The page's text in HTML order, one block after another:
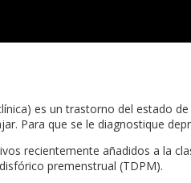
es un trastorno del estado
Para que se le diagnostique
recientemente añadidos a la
premenstrual (TDPM).